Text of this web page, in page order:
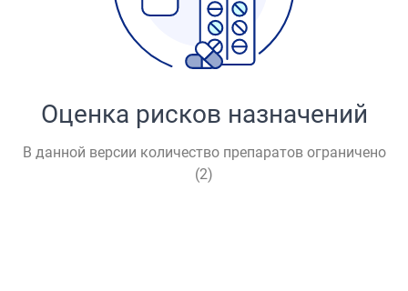
Оценка рисков назначений
В данной версии количество препаратов ограничено
(2)